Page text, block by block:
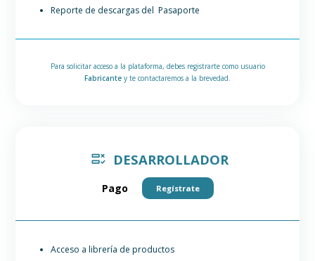
Reporte de descargas del Pasaporte
Para solicitar acceso a la plataforma, debes registrarte como usuario
Fabricante y te contactaremos a la brevedad.
DESARROLLADOR
Pago Regístrate
Acceso a librería de productos